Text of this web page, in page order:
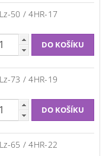
50 / 4HR-17
73 / 4HR-19
65 / 4HR-22